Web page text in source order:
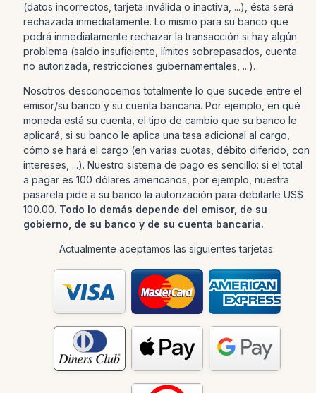
(datos incorrectos, tarjeta inválida o inactiva, ...), ésta será
rechazada inmediatamente. Lo mismo para su banco que
podrá inmediatamente rechazar la transacción si hay algún
problema (saldo insuficiente, límites sobrepasados, cuenta
no autorizada, restricciones gubernamentales, ...).
Nosotros desconocemos totalmente lo que sucede entre el
emisor/su banco y su cuenta bancaria. Por ejemplo, en qué
moneda está su cuenta, el tipo de cambio que su banco le
aplicará, si su banco le aplica una tasa adicional al cargo,
cómo se hará el cargo (en varias cuotas, débito diferido, con
intereses, ...). Nuestro sistema de pago es sencillo: si el total
a pagar es 100 dólares americanos, por ejemplo, nuestra
pasarela pide a su banco la autorización para debitarle US$
100.00. Todo lo demás depende del emisor, de su
gobierno, de su banco y de su cuenta bancaria.
Actualmente aceptamos las siguientes tarjetas: